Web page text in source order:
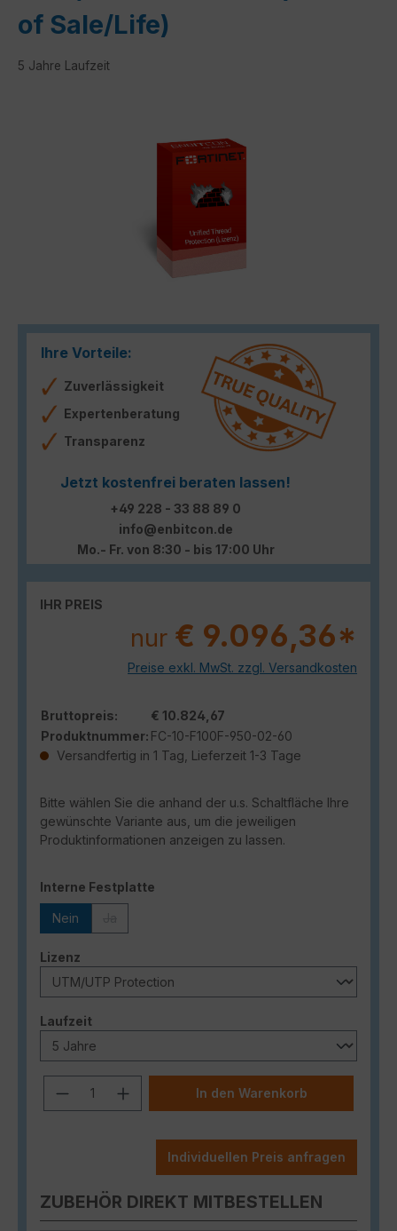
of Sale/Life)
5 Jahre Laufzeit
Ihre Vorteile:
Zuverlässigkeit
Expertenberatung
Transparenz
Jetzt kostenfrei beraten lassen!
+49 228 - 33 88 89 0
info@enbitcon.de
Mo.- Fr. von 8:30 - bis 17:00 Uhr
IHR PREIS
nur € 9.096,36*
Preise exkl. MwSt. zzgl. Versandkosten
Bruttopreis:
€ 10.824,67
Produktnummer: FC-10-F100F-950-02-60
Versandfertig in 1 Tag, Lieferzeit 1-3 Tage
Bitte wählen Sie die anhand der u.s. Schaltfläche Ihre
gewünschte Variante aus, um die jeweiligen
Produktinformationen anzeigen zu lassen.
Interne Festplatte
Nein
Lizenz
Laufzeitauswählen
Produkt Anzahl: Gib den
In den Warenkorb
Individuellen Preis anfragen
ZUBEHÖR DIREKT MITBESTELLEN